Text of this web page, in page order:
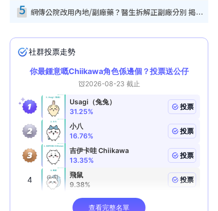
5 網傳公院改用內地/副廠藥？醫生拆解正副廠分別 揭4類人換藥隨時出事